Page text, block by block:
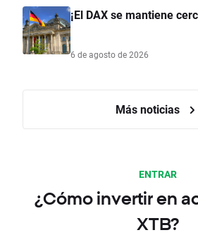
¡El DAX se mantiene
6 de agosto de 2026
Más noticias
ENTRAR
¿Cómo invertir en
XTB?